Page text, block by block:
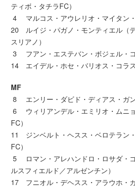
ティボ・タチラFC）
4 マルコス・アウレリオ・マイタン・
20 ルイジ・パガノ・モンティエル（
スリアノ）
3 フアン・エステバン・ボジェル・コ
14 エイデル・ホセ・バリオス・コラス
MF
8 エンリー・ダビド・ディアス・ガン
6 ウィリアンデル・エミリオ・ムニ
FC）
11 ジンベルト・ヘスス・ベロテラン
FC）
5 ロマン・アレハンドロ・ロサダ・
ルスフィエルド／アルゼンチン）
17 フニオル・デヘスス・アラウホ・